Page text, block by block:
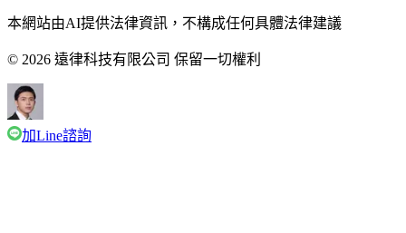
本網站由AI提供法律資訊，不構成任何具體法律建議
© 2026 遠律科技有限公司 保留一切權利
加Line諮詢